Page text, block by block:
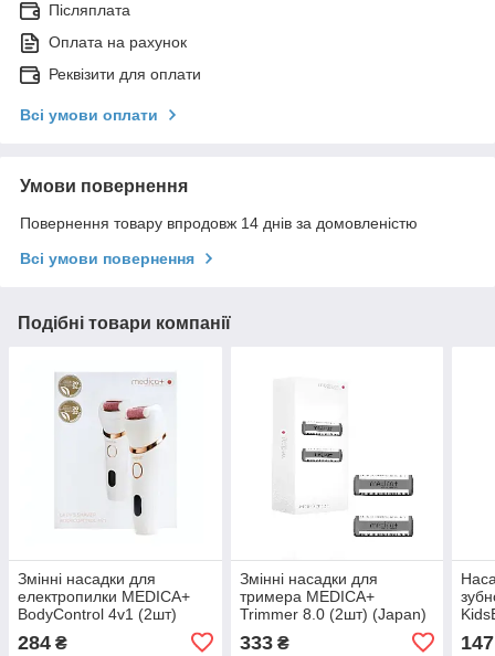
Післяплата
Оплата на рахунок
Реквізити для оплати
Всі умови оплати
Умови повернення
Повернення товару впродовж 14 днів за домовленістю
Всі умови повернення
Подібні товари компанії
Змінні насадки для
електропилки MEDICA+
BodyControl 4v1 (2шт)
284 ₴
Змінні насадки для
тримера MEDICA+
Trimmer 8.0 (2шт) (Japan)
333₴ 147